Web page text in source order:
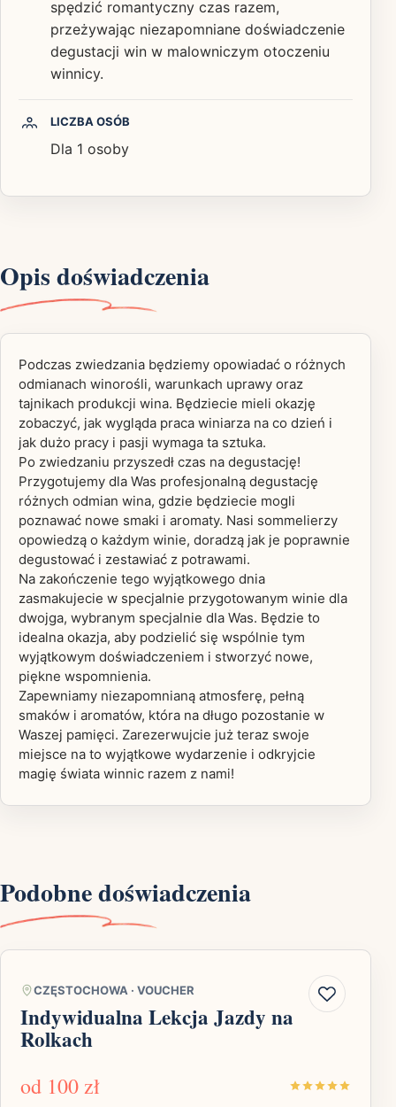
spędzić romantyczny czas razem,
przeżywając niezapomniane doświadczenie
degustacji win w malowniczym otoczeniu
winnicy.
LICZBA OSÓB
Dla 1 osoby
Opis doświadczenia
Podczas zwiedzania będziemy opowiadać o różnych
odmianach winorośli, warunkach uprawy oraz
tajnikach produkcji wina. Będziecie mieli okazję
zobaczyć, jak wygląda praca winiarza na co dzień i
jak dużo pracy i pasji wymaga ta sztuka.
Po zwiedzaniu przyszedł czas na degustację!
Przygotujemy dla Was profesjonalną degustację
różnych odmian wina, gdzie będziecie mogli
poznawać nowe smaki i aromaty. Nasi sommelierzy
opowiedzą o każdym winie, doradzą jak je poprawnie
degustować i zestawiać z potrawami.
Na zakończenie tego wyjątkowego dnia
zasmakujecie w specjalnie przygotowanym winie dla
dwojga, wybranym specjalnie dla Was. Będzie to
idealna okazja, aby podzielić się wspólnie tym
wyjątkowym doświadczeniem i stworzyć nowe,
piękne wspomnienia.
Zapewniamy niezapomnianą atmosferę, pełną
smaków i aromatów, która na długo pozostanie w
Waszej pamięci. Zarezerwujcie już teraz swoje
miejsce na to wyjątkowe wydarzenie i odkryjcie
magię świata winnic razem z nami!
Podobne doświadczenia
CZĘSTOCHOWA · VOUCHER
Indywidualna Lekcja Jazdy na
Rolkach
od 100 zł